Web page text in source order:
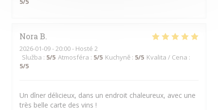
Nora B
2026-01-09- 20:00 - Hosté 2
Služba : 5/5 Atmosféra : 5/5 Kuchyně : 5/5 Kvalita / Cena :
5/5
Un dîner délicieux, dans un endroit chaleureux, avec une
très belle carte des vins !